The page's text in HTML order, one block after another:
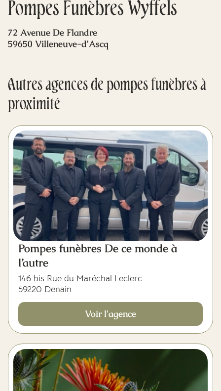
Pompes Funèbres Wyffels
72 Avenue De Flandre
59650 Villeneuve-d'Ascq
Autres agences de pompes funèbres à
proximité
Pompes funèbres De ce monde à
l’autre
146 bis Rue du Maréchal Leclerc
59220 Denain
Voir l'agence